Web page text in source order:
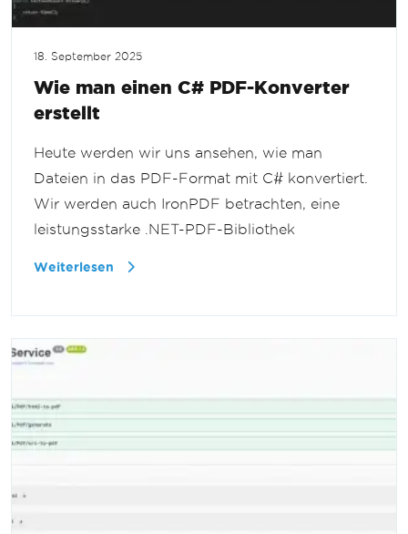
18. September 2025
Wie man einen C# PDF-Konverter
erstellt
Heute werden wir uns ansehen, wie man
Dateien in das PDF-Format mit C# konvertiert.
Wir werden auch IronPDF betrachten, eine
leistungsstarke .NET-PDF-Bibliothek
Weiterlesen